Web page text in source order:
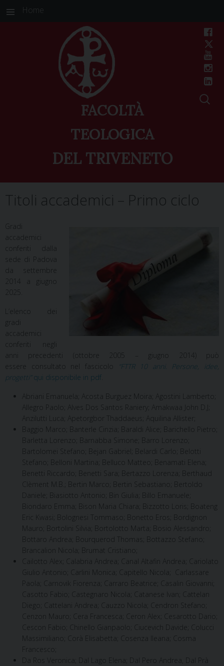
Home
FACOLTÀ
TEOLOGICA
DEL TRIVENETO
Titoli accademici – Primo ciclo
Gradi
accademici
conferiti dalla
sede di Padova
da settembre
2014 a giugno
2025.
L’elenco dei
gradi
accademici
conferiti negli
anni precedenti (ottobre 2005 – giugno 2014) può
essere consultato nel fascicolo
“FTTR 10 anni. Persone, idee,
progetti”qui disponibile in pdf
Abriani Emanuela; Acosta Burguez Moira; Agostini Lamberto;
Allegro Paolo; Alves Dos Santos Raniery; Amakwaa John D.J;
Anzilutti Luca; Apetorgbor Thaddaeus; Aquilina Allister;
Baggio Marco; Banterle Cinzia; Baraldi Alice; Barichello Pietro;
Barletta Lorenzo; Barnabba Simone; Barro Lorenzo;
Bartolomei Stefano; Bejan Gabriel; Belardi Carlo; Belotti
Stefano; Belloni Martina; Belluco Matteo; Benamati Elena;
Benetti Riccardo; Benetti Sara; Bertazzo Lorenza; Berthaud
Clèment M.B.; Bertin Marco; Bertin Sebastiano; Bertoldo
Daniele; Biasiotto Antonio; Bin Giulia; Billo Emanuele;
Biondaro Emma; Bison Maria Chiara; Bizzotto Loris; Boateng
Eric Kwasi; Bolognesi Tommaso; Bonetto Eros; Bordignon
Mauro; Bortolini Silvia; Bortolotto Marta; Bosio Alessandro;
Bottaro Andrea; Bourquerod Thomas; Bottazzo Stefano;
Brancalion Nicola; Brumat Cristiano;
Cailotto Alex; Calabria Andrea; Canal Altafin Andrea; Cariolato
Giulio Antonio; Carlini Monica; Capitello Nicola; Carlassare
Paola; Carnovik Fiorenza; Carraro Beatrice; Casalin Giovanni;
Casotto Fabio; Castegnaro Nicola; Catanese Ivan; Cattelan
Diego; Cattelani Andrea; Cauzzo Nicola; Cendron Stefano;
Cenzon Mauro; Cera Francesca; Ceron Alex; Cesarotto Dario;
Cescon Fabio; Chinello Gianpaolo; Ciucevich Davide; Colucci
Massimiliano; Corà Elisabetta; Cosenza Ileana; Cosma
Francesco;
Da Ros Veronica; Dal Lago Elena; Dal Pero Andrea, Dal Prà